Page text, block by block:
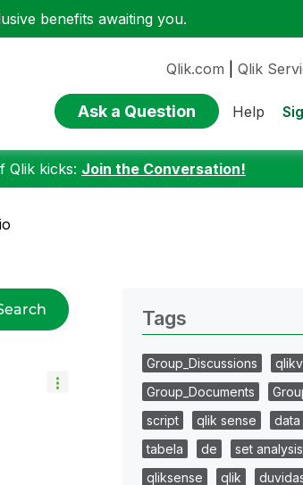
benefits awaiting you.
Qlik.com Qlik
Ask a Question Help
Qlik kicks: Join the Conversation!
Tags
Group_Discussions
Group_Documents
script
qlik sense data
tabela
de set analysis
qliksense
qlik